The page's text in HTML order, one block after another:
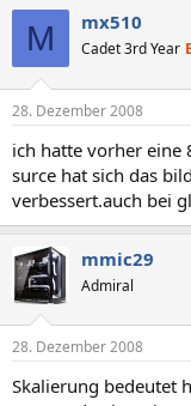
M mx510
Cadet 3rd Year
28. Dezember 2008
ich hatte vorher eine
surce hat sich das
verbessert.auch bei
mmic29
Admiral
28. Dezember 2008
Skalierung bedeutet